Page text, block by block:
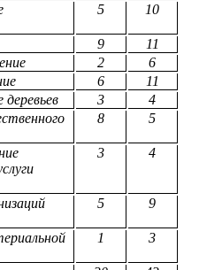
5 10
9
11
2
6
6
11
деревьев 3
4
8 5
3 4
5 9
1 3